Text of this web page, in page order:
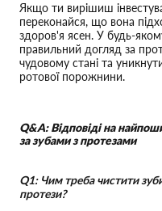
Якщо ти вирішиш
переконайся, що вона
здоров'я ясен. У будь-
правильний догляд за
чудовому стані та
ротової порожнини.
Q&A: Відповіді на
за зубами з протезами
Q1: Чим треба чистити
протези?